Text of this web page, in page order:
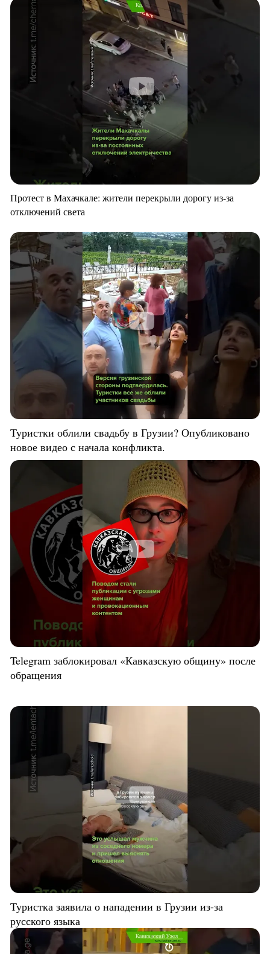
Протест в Махачкале: жители перекрыли дорогу из-за
отключений света
Туристки облили свадьбу в Грузии? Опубликовано
новое видео с начала конфликта.
Telegram заблокировал «Кавказскую общину» после
обращения
Туристка заявила о нападении в Грузии из-за
русского языка